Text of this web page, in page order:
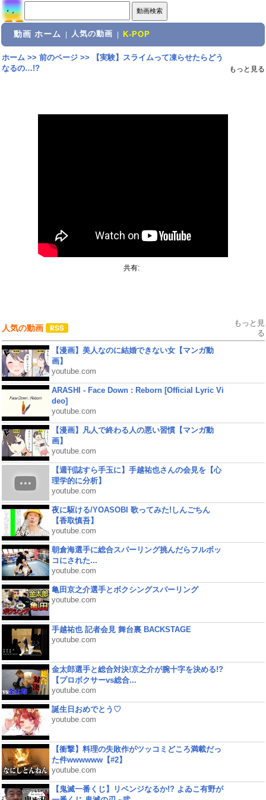
動画 ホーム 人気の動画 K-POP
ホーム>> 前のページ>>
【実験】スライムって凍らせたらどう
なるの…!?
もっと見る
共有:
人気の動画
もっと見
る
【漫画】美人なのに結婚できない女【マンガ動
画】
youtube.com
ARASHI - Face Down : Reborn [Official Lyric Vi
deo]
youtube.com
【漫画】凡人で終わる人の悪い習慣【マンガ動
画】
youtube.com
【週刊誌すら手玉に】手越祐也さんの会見を【心
理学的に分析】
youtube.com
夜に駆ける/YOASOBI 歌ってみた!しんごちん
【香取慎吾】
youtube.com
朝倉海選手に総合スパーリング挑んだらフルボッ
コにされた...
youtube.com
亀田京之介選手とボクシングスパーリング
youtube.com
手越祐也 記者会見 舞台裏 BACKSTAGE
youtube.com
金太郎選手と総合対決!京之介が腕十字を決める!?
【プロボクサーvs総合...
youtube.com
誕生日おめでとう♡
youtube.com
【衝撃】料理の失敗作がツッコミどころ満載だっ
た件wwwwww【#2】
youtube.com
【鬼滅一番くじ】リベンジなるか!? よゐこ有野が